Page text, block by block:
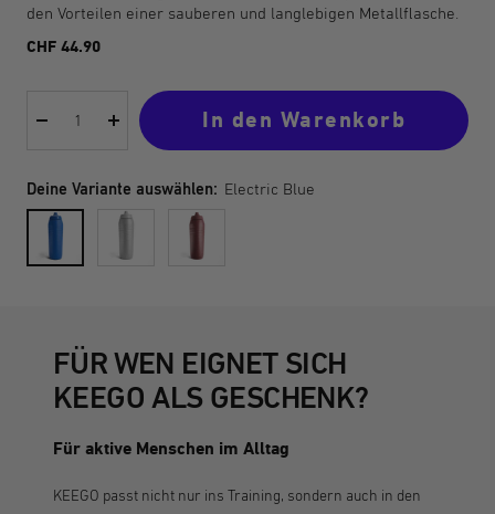
gehengehengehengehen
den Vorteilen einer sauberen und langlebigen Metallflasche.
Angebotspreis
CHF 44.90
Menge
In den Warenkorb
Deine Variante auswählen: Electric Blue
Electric
Silver
Iron
FÜR WEN EIGNET SICH
KEEGO ALS GESCHENK?
Für aktive Menschen im Alltag
KEEGO passt nicht nur ins Training, sondern auch in den